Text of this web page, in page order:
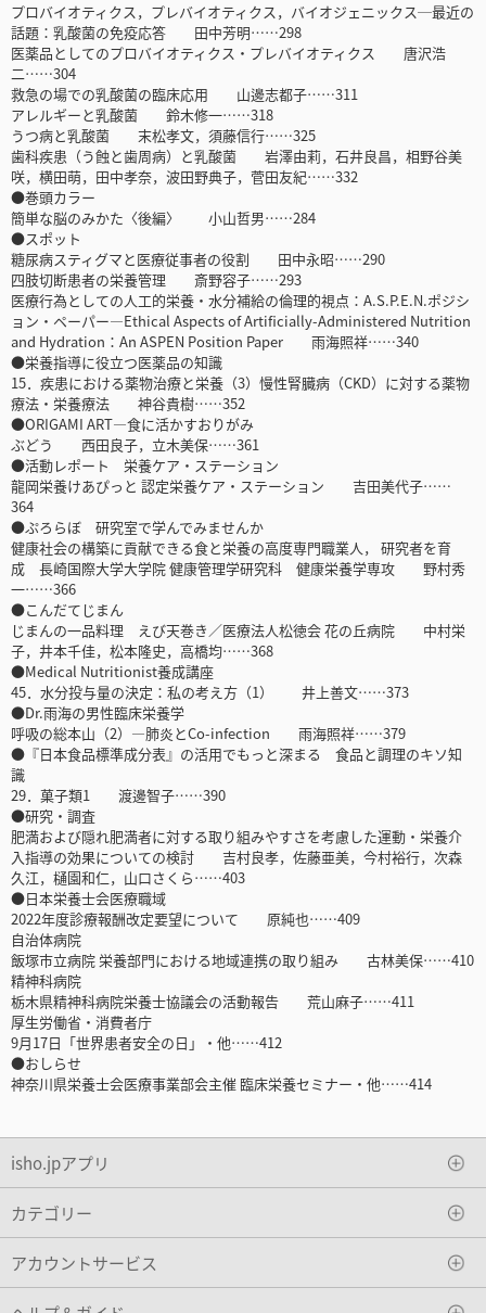
プロバイオティクス，プレバイオティクス，バイオジェニックス─最近の
話題：乳酸菌の免疫応答 田中芳明……298
医薬品としてのプロバイオティクス・プレバイオティクス 唐沢浩
二……304
救急の場での乳酸菌の臨床応用 山邊志都子……311
アレルギーと乳酸菌 鈴木修一……318
うつ病と乳酸菌 末松孝文，須藤信行……325
歯科疾患（う蝕と歯周病）と乳酸菌 岩澤由莉，石井良昌，相野谷美
咲，横田萌，田中孝奈，波田野典子，菅田友紀……332
●巻頭カラー
簡単な脳のみかた〈後編〉 小山哲男……284
●スポット
糖尿病スティグマと医療従事者の役割 田中永昭……290
四肢切断患者の栄養管理 斎野容子……293
医療行為としての人工的栄養・水分補給の倫理的視点：A.S.P.E.N.ポジシ
ョン・ペーパー―Ethical Aspects of Artificially-Administered Nutrition
and Hydration：An ASPEN Position Paper 雨海照祥……340
●栄養指導に役立つ医薬品の知識
15．疾患における薬物治療と栄養（3）慢性腎臓病（CKD）に対する薬物
療法・栄養療法 神谷貴樹……352
●ORIGAMI ART―食に活かすおりがみ
ぶどう 西田良子，立木美保……361
●活動レポート 栄養ケア・ステーション
龍岡栄養けあぴっと 認定栄養ケア・ステーション 吉田美代子……
364
●ぷろらぼ 研究室で学んでみませんか
健康社会の構築に貢献できる食と栄養の高度専門職業人， 研究者を育
成 長崎国際大学大学院 健康管理学研究科 健康栄養学専攻 野村秀
一……366
●こんだてじまん
じまんの一品料理 えび天巻き／医療法人松徳会 花の丘病院 中村栄
子，井本千佳，松本隆史，高橋均……368
●Medical Nutritionist養成講座
45．水分投与量の決定：私の考え方（1） 井上善文……373
●Dr.雨海の男性臨床栄養学
呼吸の総本山（2）―肺炎とCo-infection 雨海照祥……379
●『日本食品標準成分表』の活用でもっと深まる 食品と調理のキソ知
識
29．菓子類1 渡邊智子……390
●研究・調査
肥満および隠れ肥満者に対する取り組みやすさを考慮した運動・栄養介
入指導の効果についての検討 吉村良孝，佐藤亜美，今村裕行，次森
久江，樋園和仁，山口さくら……403
●日本栄養士会医療職域
2022年度診療報酬改定要望について 原純也……409
自治体病院
飯塚市立病院 栄養部門における地域連携の取り組み 古林美保……410
精神科病院
栃木県精神科病院栄養士協議会の活動報告 荒山麻子……411
厚生労働省・消費者庁
9月17日「世界患者安全の日」・他……412
●おしらせ
神奈川県栄養士会医療事業部会主催 臨床栄養セミナー・他……414
isho.jpアプリ
カテゴリー
アカウントサービス